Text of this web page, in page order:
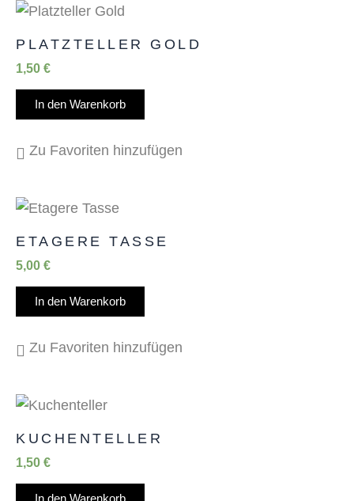
PLATZTELLER GOLD
1,50 €
In den Warenkorb
Zu Favoriten hinzufügen
ETAGERE TASSE
5,00 €
In den Warenkorb
Zu Favoriten hinzufügen
KUCHENTELLER
1,50 €
In den Warenkorb